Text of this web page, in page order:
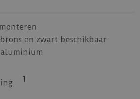
en zwart beschikbaar
aluminium
1